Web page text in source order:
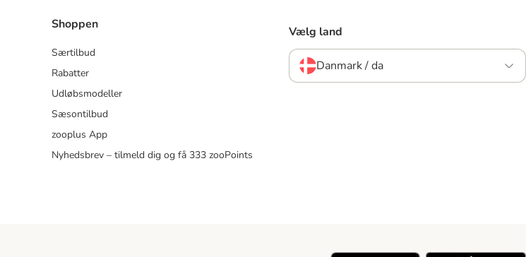
Shoppen
Særtilbud
Rabatter
Udløbsmodeller
Sæsontilbud
zooplus App
Nyhedsbrev – tilmeld dig og få 333 zooPoints
Vælg land
Danmark / da